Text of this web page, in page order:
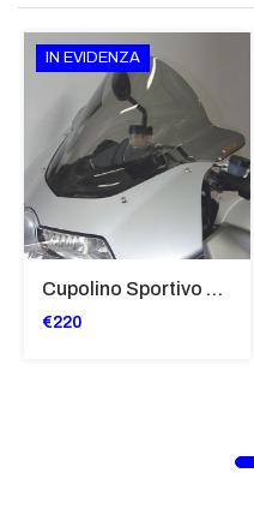
IN EVIDENZA
Cupolino Sportivo Per Bmw K 1200 R Sport 2005-07 TRASPARENTE - Sc967-T
€220